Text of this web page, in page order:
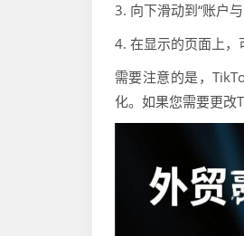
3. 向下滑动到“账户与
4. 在显示的页面上，
需要注意的是，
化。如果您需要更改